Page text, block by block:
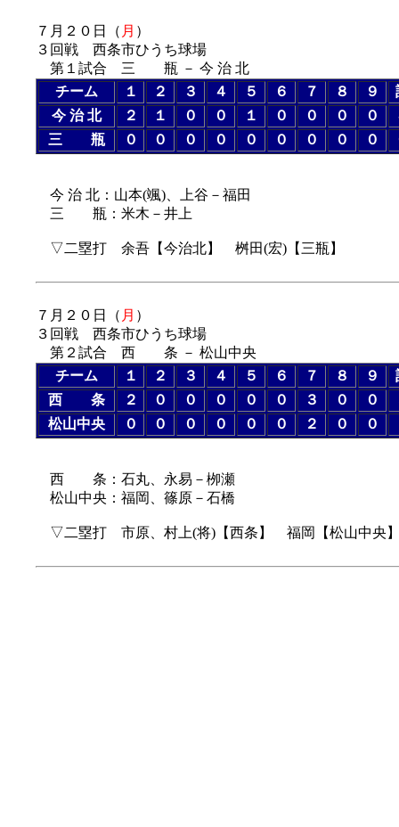
７月２０日（ 月 ）
３回戦 西条市ひうち球場
第１試合 三 瓶 － 今 治 北
チーム
１ ２ ３ ４ ５ ６ ７ ８ ９
今 治 北
２ １ ０ ０ １ ０ ０ ０ ０
三 瓶
０ ０ ０ ０ ０ ０ ０ ０ ０
今 治 北：山本(颯)、上谷－福田
三 瓶：米木－井上
▽二塁打 余吾【今治北】 桝田(宏)【三瓶】
７月２０日（ 月 ）
３回戦 西条市ひうち球場
第２試合 西 条 － 松山中央
チーム
１ ２ ３ ４ ５ ６ ７ ８ ９
西 条
２ ０ ０ ０ ０ ０ ３ ０ ０
松山中央
０ ０ ０ ０ ０ ０ ２ ０ ０
西 条：石丸、永易－栁瀬
松山中央：福岡、篠原－石橋
▽二塁打 市原、村上(将)【西条】 福岡【松山中央